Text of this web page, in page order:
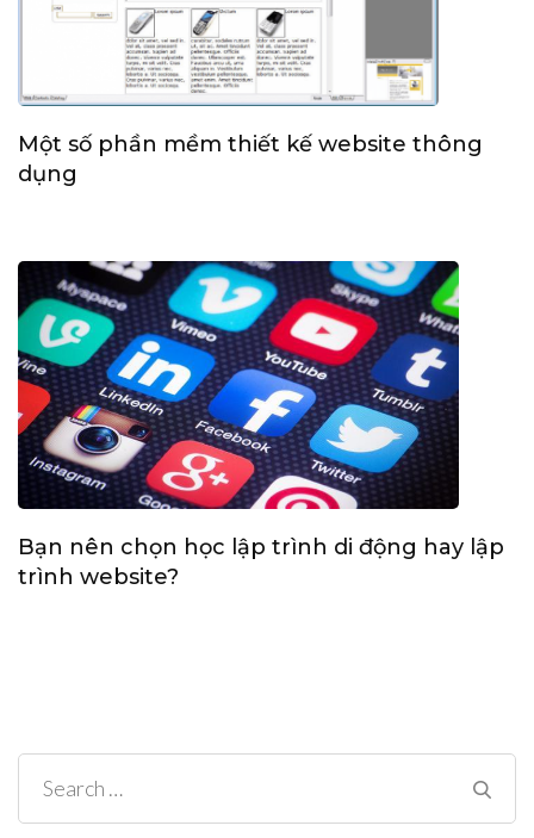
Một số phần mềm thiết kế website thông
dụng
Bạn nên chọn học lập trình di động hay lập
trình website?
Search
for: